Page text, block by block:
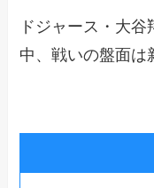
ドジャース・大
中、戦いの盤面は